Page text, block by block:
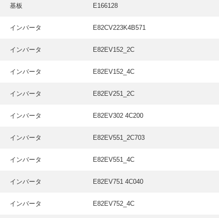
基板 E166128
インバータ E82CV223K4B571
インバータ E82EV152_2C
インバータ E82EV152_4C
インバータ E82EV251_2C
インバータ E82EV302 4C200
インバータ E82EV551_2C703
インバータ E82EV551_4C
インバータ E82EV751 4C040
インバータ E82EV752_4C